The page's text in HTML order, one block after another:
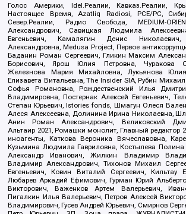
Голос Америки, Idel.Реалии, Кавказ.Реалии,
Настоящее Время, Azatliq Radiosi, PCE/PC,
Север.Реалии, Радио Свобода, MEDIUM-
Александрович, Савицкая Людмила
Евгеньевич, Камалягин Денис
Александровна, Medusa Project, Первое
Баданин Роман Сергеевич, Гликин Максим
Борисович, Ярош Юлия Петровна, Чуракова
Железнова Мария Михайловна, Лукьянова
Елизавета Витальевна, The Insider SIA, Рубин
Софья Романовна, Рождественский Илья
Владимировна, Постернак Алексей Евгеньевич,
Степан Юрьевич, Istories fonds, Шмагун Олеся
Алеся Алексеевна, Долинина Ирина Николаевна,
Анин Роман Александрович, Великовский
Альтаир 2021, Ромашки монолит, Главный редактор
иноагенты, Каткова Вероника Вячеславовна,
Кузьмина Людмила Гавриловна, Костылева
Александр Иванович, Жилкин Владимир
Владимир Александрович, Тихонов Михаил
Евгеньевич, Ковин Виталий Сергеевич, Кильтау
Любарев Аркадий Ефимович, Гурман Юрий
Викторович, Важенков Артем Валерьевич,
Пигалкин Илья Валерьевич, Петров Алексей
Владимирович, Гусев Андрей Юрьевич, Смирнов